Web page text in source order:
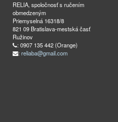
RELIA, spoločnosť s ručením
obmedzeným
Priemyselná 16318/8
821 09 Bratislava-mestská časť
Ružinov
: 0907 135 442 (Orange)
: reliaba@gmail.com